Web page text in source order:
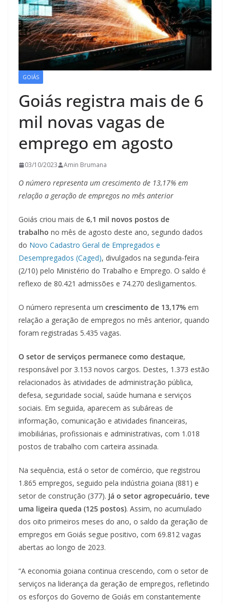
GOIÁS
Goiás registra mais de 6
mil novas vagas de
emprego em agosto
03/10/2023 Amin Brumana
O número representa um crescimento de 13,17% em
relação a geração de empregos no mês anterior
Goiás criou mais de 6,1 mil novos postos de
trabalho no mês de agosto deste ano, segundo dados
do Novo Cadastro Geral de Empregados e
Desempregados (Caged), divulgados na segunda-feira
(2/10) pelo Ministério do Trabalho e Emprego. O saldo é
reflexo de 80.421 admissões e 74.270 desligamentos.
O número representa um crescimento de 13,17% em
relação a geração de empregos no mês anterior, quando
foram registradas 5.435 vagas.
O setor de serviços permanece como destaque,
responsável por 3.153 novos cargos. Destes, 1.373 estão
relacionados às atividades de administração pública,
defesa, seguridade social, saúde humana e serviços
sociais. Em seguida, aparecem as subáreas de
informação, comunicação e atividades financeiras,
imobiliárias, profissionais e administrativas, com 1.018
postos de trabalho com carteira assinada.
Na sequência, está o setor de comércio, que registrou
1.865 empregos, seguido pela indústria goiana (881) e
setor de construção (377). Já o setor agropecuário, teve
uma ligeira queda (125 postos). Assim, no acumulado
dos oito primeiros meses do ano, o saldo da geração de
empregos em Goiás segue positivo, com 69.812 vagas
abertas ao longo de 2023.
“A economia goiana continua crescendo, com o setor de
serviços na liderança da geração de empregos, refletindo
os esforços do Governo de Goiás em constantemente